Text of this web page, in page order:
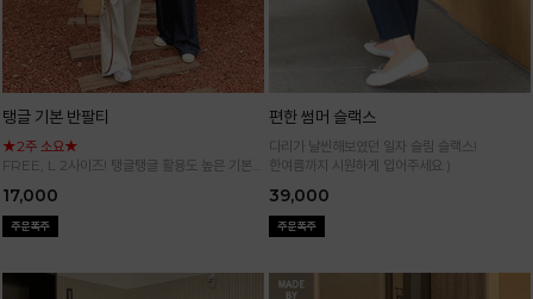
탱글 기본 반팔티
★2주 소요★
FREE, L 2사이즈! 탱글탱글 활용도 높은 기본
17,000
편한 썸머 슬랙스
다리가 날씬해보였던 일자 슬림 슬랙스!
한여름까지 시원하게 입어주세요:)
39,000